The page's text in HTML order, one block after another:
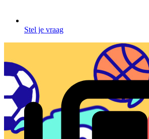
Stel je vraag